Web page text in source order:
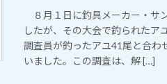
８月１日に釣具メーカー・サ
したが、その大会で釣られたア
調査員が釣ったアユ41尾と合わ
いました。この調査は、解 […]